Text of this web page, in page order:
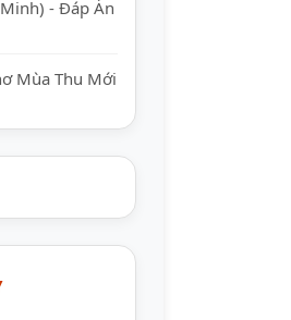
- Đáp Án
Mùa Thu Mới